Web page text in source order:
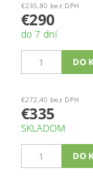
€235,80 bez DPH
€290
do 7 dní
€272,40 bez DPH
€335
SKLADOM